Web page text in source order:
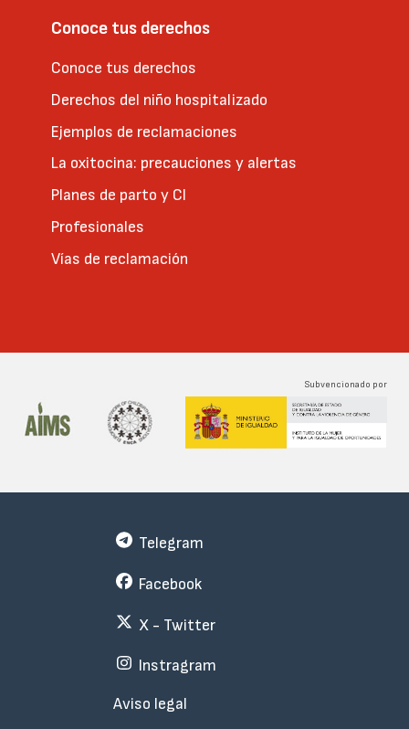
Conoce tus derechos
Conoce tus derechos
Derechos del niño hospitalizado
Ejemplos de reclamaciones
La oxitocina: precauciones y alertas
Planes de parto y CI
Profesionales
Vías de reclamación
Subvencionado por
Subfooter
Telegram
Facebook
X - Twitter
Instragram
Aviso legal